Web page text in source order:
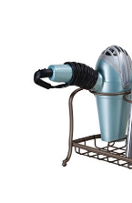
הוספה לסל